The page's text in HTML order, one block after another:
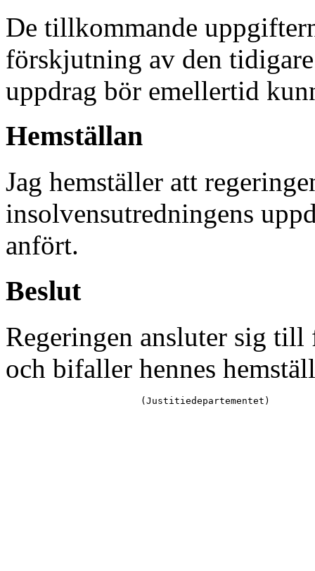
De tillkommande
förskjutning av den
uppdrag bör emellertid
Hemställan
Jag hemställer att
insolvensutredningens
anfört.
Beslut
Regeringen ansluter sig till
och bifaller hennes